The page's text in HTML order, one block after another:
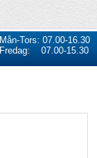
Mån-Tors: 07.00-16.30
Fredag: 07.00-15.30